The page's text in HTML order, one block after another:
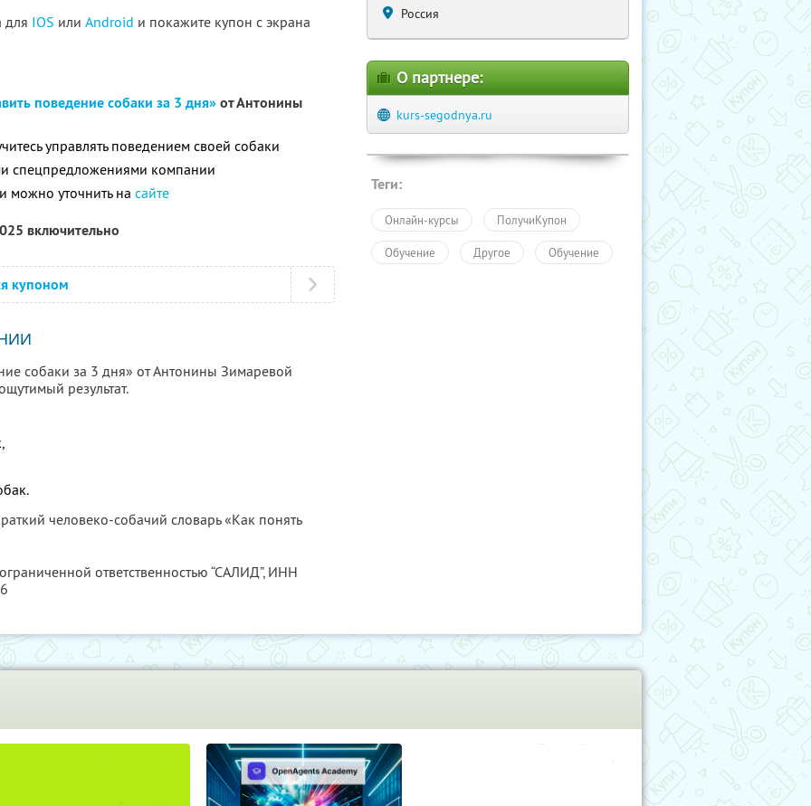
для IOS или Android и покажите купон с экрана
поведение собаки за 3 дня»от Антонины
управлять поведением своей собаки
спецпредложениями компании
уточнить на сайте
включительно
купоном
собаки за 3 дня» от Антонины Зимаревой
результат.
человеко-собачий словарь «Как понять
ответственностью “САЛИД”, ИНН
Россия
О партнере:
kurs-segodnya.ru
Теги:
Онлайн-курсы ПолучиКупон
Обучение Другое Обучение